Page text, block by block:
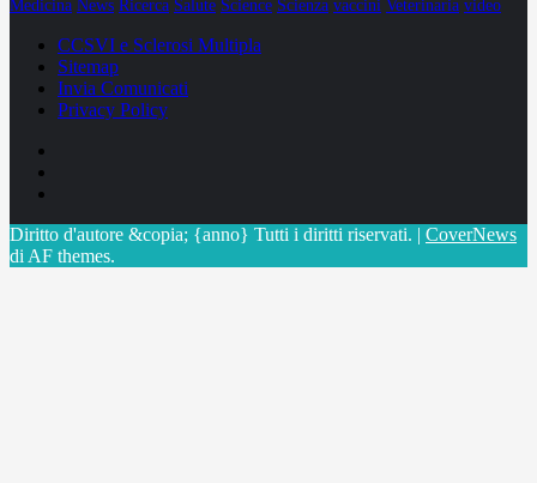
Medicina News Ricerca Salute Science Scienza vaccini Veterinaria video
CCSVI e Sclerosi Multipla
Sitemap
Invia Comunicati
Privacy Policy
Diritto d'autore &copia; {anno} Tutti i diritti riservati. | CoverNews
di AF themes.